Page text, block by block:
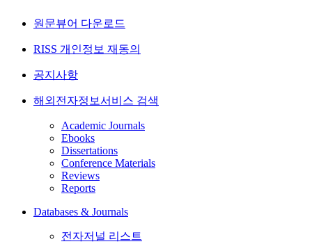
원문뷰어 다운로드
RISS 개인정보 재동의
공지사항
해외전자정보서비스 검색
Academic Journals
Ebooks
Dissertations
Conference Materials
Reviews
Reports
Databases & Journals
전자저널 리스트